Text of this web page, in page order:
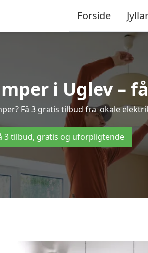
Forside
i Uglev –
Få 3 gratis tilbud fra lokale
3 tilbud, gratis og uforpligtende